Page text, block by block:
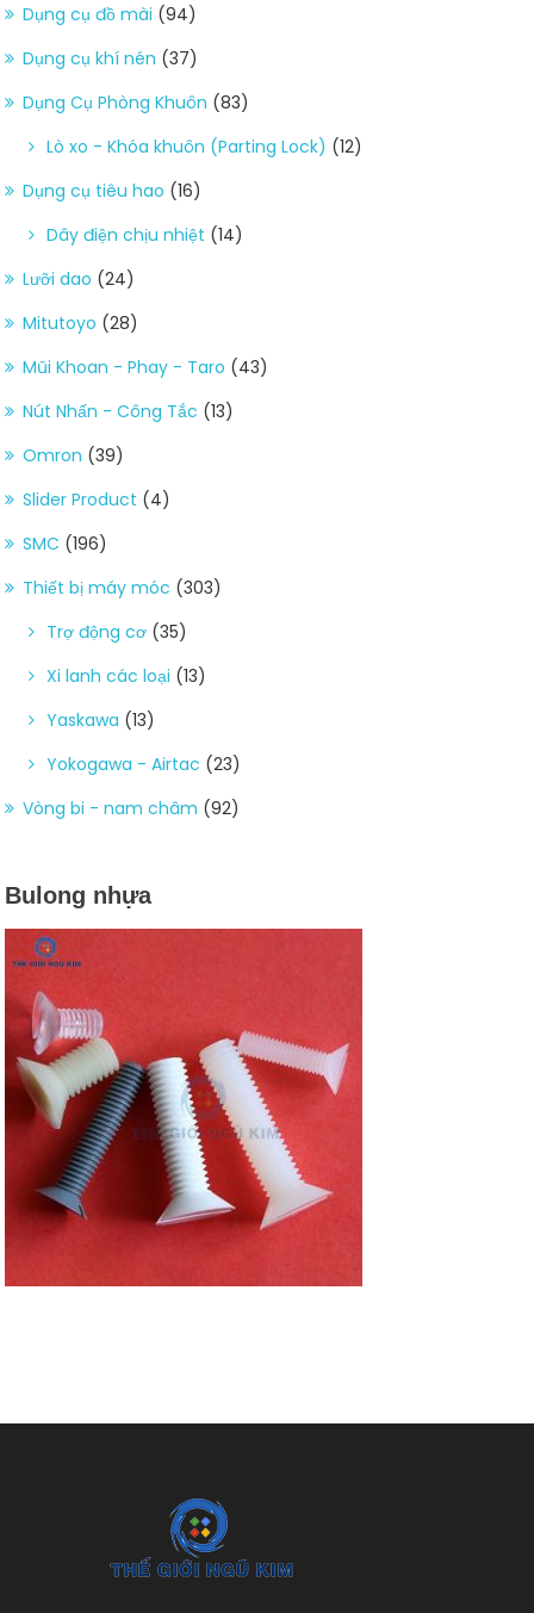
Dụng cụ đồ mài (94)
Dụng cụ khí nén (37)
Dụng Cụ Phòng Khuôn (83)
Lò xo - Khóa khuôn (Parting Lock) (12)
Dụng cụ tiêu hao (16)
Dây điện chịu nhiệt (14)
Lưỡi dao (24)
Mitutoyo (28)
Mũi Khoan - Phay - Taro (43)
Nút Nhấn - Công Tắc (13)
Omron (39)
Slider Product (4)
SMC (196)
Thiết bị máy móc (303)
Trợ động cơ (35)
Xi lanh các loại (13)
Yaskawa (13)
Yokogawa - Airtac (23)
Vòng bi - nam châm (92)
Bulong nhựa